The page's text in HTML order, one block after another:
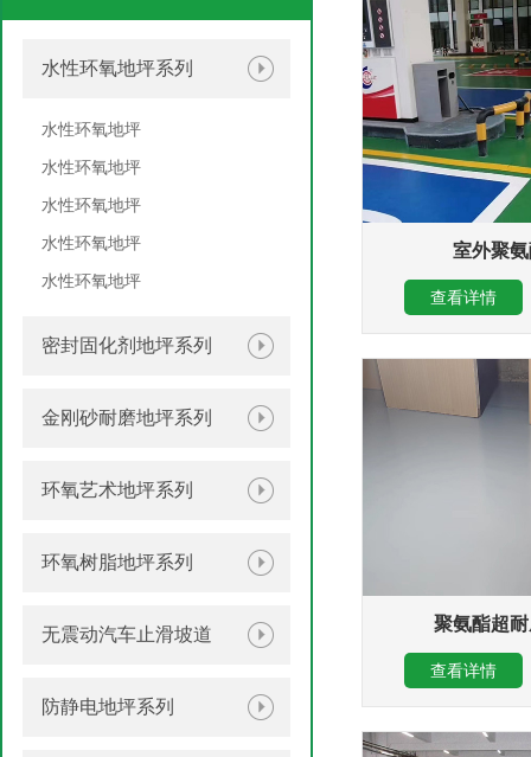
水性环氧地坪系列
水性环氧地坪
水性环氧地坪
水性环氧地坪
水性环氧地坪
水性环氧地坪
密封固化剂地坪系列
金刚砂耐磨地坪系列
环氧艺术地坪系列
环氧树脂地坪系列
无震动汽车止滑坡道
防静电地坪系列
室外聚
查看详情
聚氨酯超
查看详情